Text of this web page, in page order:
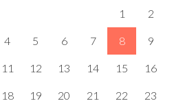
1 2
4 5 6 7 8 9
11 12 13 14 15 16
18 19 20 21 22 23